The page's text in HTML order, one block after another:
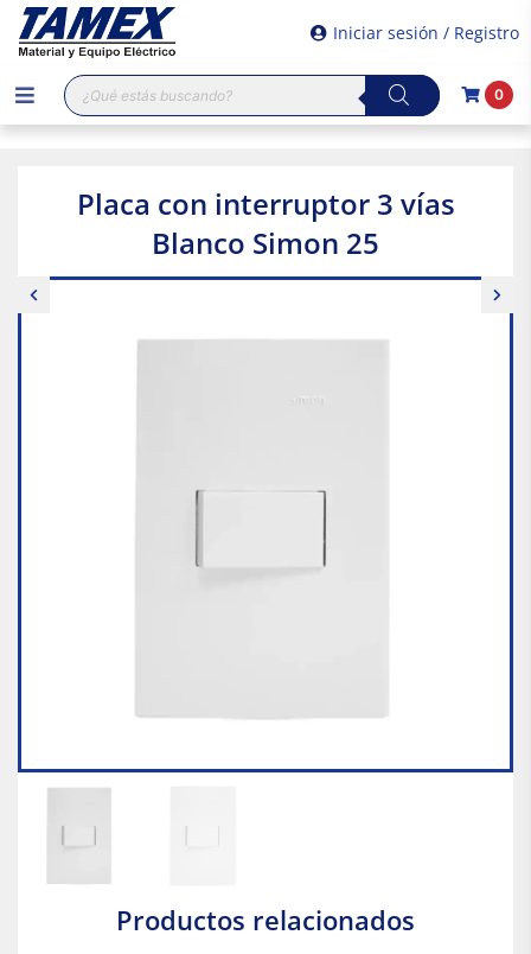
Iniciar sesión / Registro
Búsqueda
de
productos
0
Placa con interruptor 3 vías
Blanco Simon 25
Productos relacionados